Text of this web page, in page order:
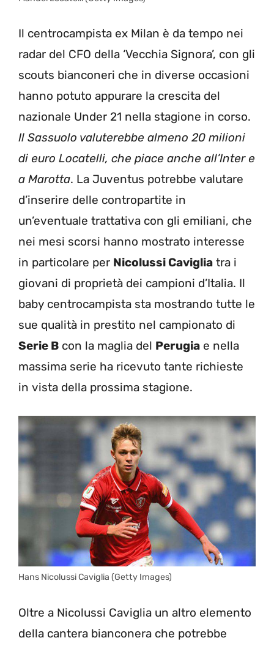
Il centrocampista ex Milan è da tempo nei
radar del CFO della ‘Vecchia Signora’, con gli
scouts bianconeri che in diverse occasioni
hanno potuto appurare la crescita del
nazionale Under 21 nella stagione in corso.
Il Sassuolo valuterebbe almeno 20 milioni
di euro Locatelli, che piace anche all’Inter e
a Marotta. La Juventus potrebbe valutare
d’inserire delle contropartite in
un’eventuale trattativa con gli emiliani, che
nei mesi scorsi hanno mostrato interesse
in particolare per Nicolussi Caviglia tra i
giovani di proprietà dei campioni d’Italia. Il
baby centrocampista sta mostrando tutte le
sue qualità in prestito nel campionato di
Serie B con la maglia del Perugia e nella
massima serie ha ricevuto tante richieste
in vista della prossima stagione.
Hans Nicolussi Caviglia (Getty Images)
Oltre a Nicolussi Caviglia un altro elemento
della cantera bianconera che potrebbe